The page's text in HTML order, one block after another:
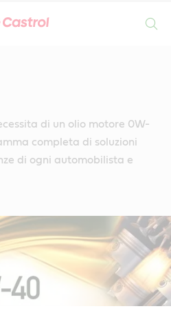
di un olio motore 0W-
completa di soluzioni
di ogni automobilista e